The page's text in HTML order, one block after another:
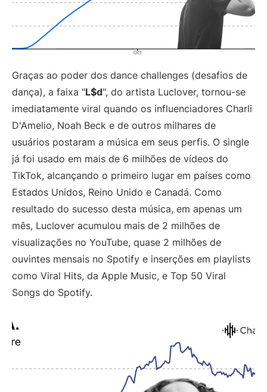
Graças ao poder dos dance challenges (desafios de
dança), a faixa "L$d", do artista Luclover, tornou-se
imediatamente viral quando os influenciadores Charli
D'Amelio, Noah Beck e de outros milhares de
usuários postaram a música em seus perfis. O single
já foi usado em mais de 6 milhões de vídeos do
TikTok, alcançando o primeiro lugar em países como
Estados Unidos, Reino Unido e Canadá. Como
resultado do sucesso desta música, em apenas um
mês, Luclover acumulou mais de 2 milhões de
visualizações no YouTube, quase 2 milhões de
ouvintes mensais no Spotify e inserções em playlists
como Viral Hits, da Apple Music, e Top 50 Viral
Songs do Spotify.